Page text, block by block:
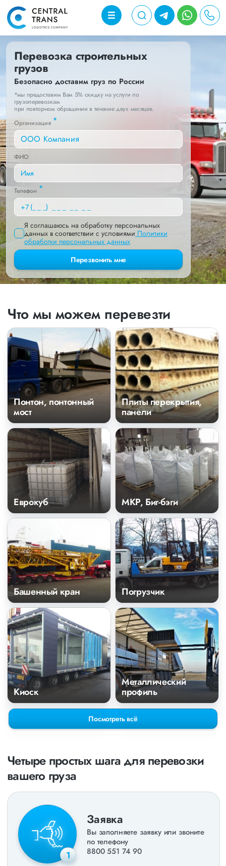
Перевозка строительных
грузов
Безопасно доставим груз по России
*мы предоставим Вам 5% скидку на услуги по
грузоперевозкам
при повторном обращении в течение двух месяцев.
Организация *
ФИО
Телефон *
Я соглашаюсь на обработку персональных
данных в соответствии с условиями Политики
обработки персональных данных
Перезвонить мне
Что мы можем перевезти
Понтон, понтонный
мост
Плиты перекрытия,
панели
Еврокуб МКР, Биг-бэги
Башенный кран Погрузчик
Киоск
Металлический
профиль
Посмотреть всё
Четыре простых шага для перевозки
вашего груза
1
Заявка
Вы заполняете заявку или звоните
по телефону
8800 551 74 90